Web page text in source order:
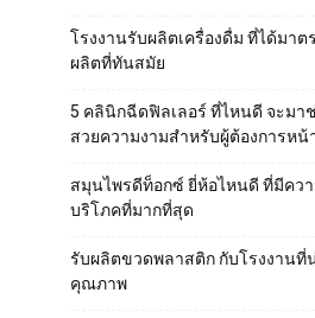
โรงงานรับผลิตเครื่องดื่ม ที่ได้มาต
ผลิตที่ทันสมัย
5 คลินิกฉีดฟิลเลอร์ ที่ไหนดี จะมา
สวยความงามสำหรับผู้ต้องการหน้
สมุนไพรดีท็อกซ์ ยี่ห้อไหนดี ที่มีคว
บริโภคที่มากที่สุด
รับผลิตขวดพลาสติก กับโรงงานที่
คุณภาพ